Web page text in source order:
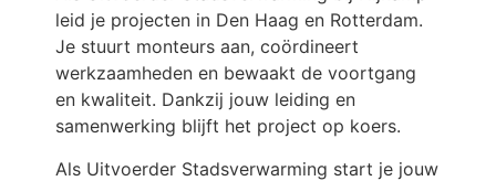
leid je projecten in Den Haag en Rotterdam.
Je stuurt monteurs aan, coördineert
werkzaamheden en bewaakt de voortgang
en kwaliteit. Dankzij jouw leiding en
samenwerking blijft het project op koers.​
Als Uitvoerder Stadsverwarming start je jouw